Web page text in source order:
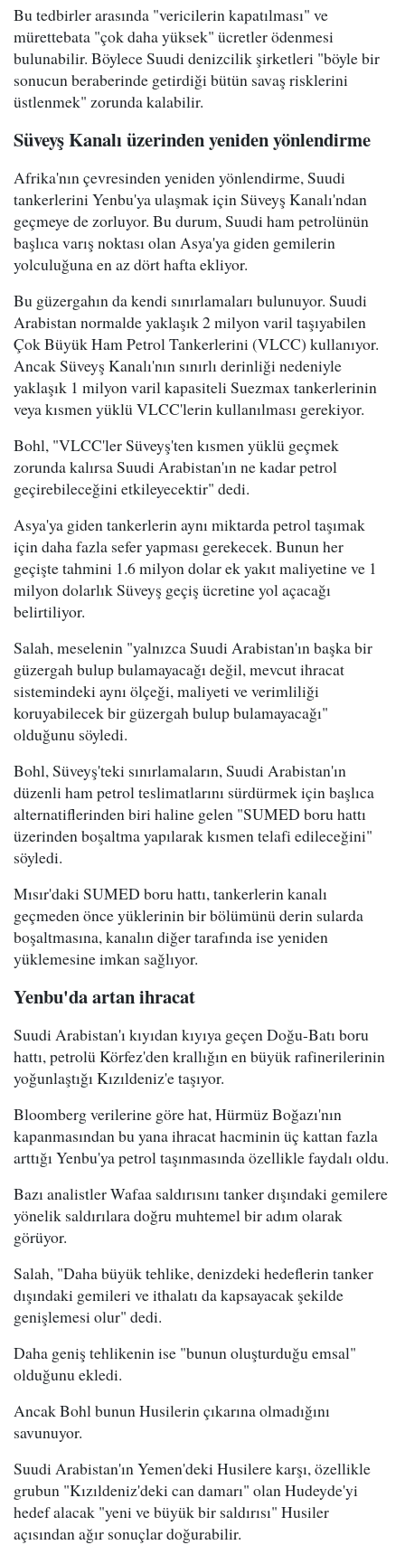
Bu tedbirler arasında "vericilerin kapatılması" ve
mürettebata "çok daha yüksek" ücretler ödenmesi
bulunabilir. Böylece Suudi denizcilik şirketleri "böyle bir
sonucun beraberinde getirdiği bütün savaş risklerini
üstlenmek" zorunda kalabilir.
Süveyş Kanalı üzerinden yeniden yönlendirme
Afrika'nın çevresinden yeniden yönlendirme, Suudi
tankerlerini Yenbu'ya ulaşmak için Süveyş Kanalı'ndan
geçmeye de zorluyor. Bu durum, Suudi ham petrolünün
başlıca varış noktası olan Asya'ya giden gemilerin
yolculuğuna en az dört hafta ekliyor.
Bu güzergahın da kendi sınırlamaları bulunuyor. Suudi
Arabistan normalde yaklaşık 2 milyon varil taşıyabilen
Çok Büyük Ham Petrol Tankerlerini (VLCC) kullanıyor.
Ancak Süveyş Kanalı'nın sınırlı derinliği nedeniyle
yaklaşık 1 milyon varil kapasiteli Suezmax tankerlerinin
veya kısmen yüklü VLCC'lerin kullanılması gerekiyor.
Bohl, "VLCC'ler Süveyş'ten kısmen yüklü geçmek
zorunda kalırsa Suudi Arabistan'ın ne kadar petrol
geçirebileceğini etkileyecektir" dedi.
Asya'ya giden tankerlerin aynı miktarda petrol taşımak
için daha fazla sefer yapması gerekecek. Bunun her
geçişte tahmini 1.6 milyon dolar ek yakıt maliyetine ve 1
milyon dolarlık Süveyş geçiş ücretine yol açacağı
belirtiliyor.
Salah, meselenin "yalnızca Suudi Arabistan'ın başka bir
güzergah bulup bulamayacağı değil, mevcut ihracat
sistemindeki aynı ölçeği, maliyeti ve verimliliği
koruyabilecek bir güzergah bulup bulamayacağı"
olduğunu söyledi.
Bohl, Süveyş'teki sınırlamaların, Suudi Arabistan'ın
düzenli ham petrol teslimatlarını sürdürmek için başlıca
alternatiflerinden biri haline gelen "SUMED boru hattı
üzerinden boşaltma yapılarak kısmen telafi edileceğini"
söyledi.
Mısır'daki SUMED boru hattı, tankerlerin kanalı
geçmeden önce yüklerinin bir bölümünü derin sularda
boşaltmasına, kanalın diğer tarafında ise yeniden
yüklemesine imkan sağlıyor.
Yenbu'da artan ihracat
Suudi Arabistan'ı kıyıdan kıyıya geçen Doğu-Batı boru
hattı, petrolü Körfez'den krallığın en büyük rafinerilerinin
yoğunlaştığı Kızıldeniz'e taşıyor.
Bloomberg verilerine göre hat, Hürmüz Boğazı'nın
kapanmasından bu yana ihracat hacminin üç kattan fazla
arttığı Yenbu'ya petrol taşınmasında özellikle faydalı oldu.
Bazı analistler Wafaa saldırısını tanker dışındaki gemilere
yönelik saldırılara doğru muhtemel bir adım olarak
görüyor.
Salah, "Daha büyük tehlike, denizdeki hedeflerin tanker
dışındaki gemileri ve ithalatı da kapsayacak şekilde
genişlemesi olur" dedi.
Daha geniş tehlikenin ise "bunun oluşturduğu emsal"
olduğunu ekledi.
Ancak Bohl bunun Husilerin çıkarına olmadığını
savunuyor.
Suudi Arabistan'ın Yemen'deki Husilere karşı, özellikle
grubun "Kızıldeniz'deki can damarı" olan Hudeyde'yi
hedef alacak "yeni ve büyük bir saldırısı" Husiler
açısından ağır sonuçlar doğurabilir.